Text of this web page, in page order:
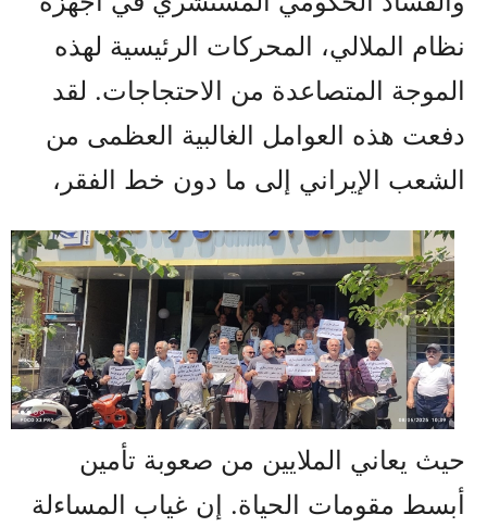
نظام الملالي، المحركات الرئيسية لهذه
الموجة المتصاعدة من الاحتجاجات. لقد
دفعت هذه العوامل الغالبية العظمى من
الشعب الإيراني إلى ما دون خط الفقر،
حيث يعاني الملايين من صعوبة تأمين
أبسط مقومات الحياة. إن غياب المساءلة